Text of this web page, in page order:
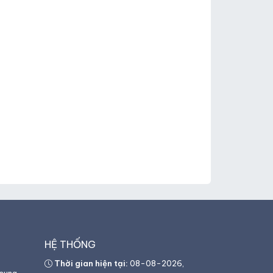
HỆ THỐNG
Thời gian hiện tại: 08-08-2026,